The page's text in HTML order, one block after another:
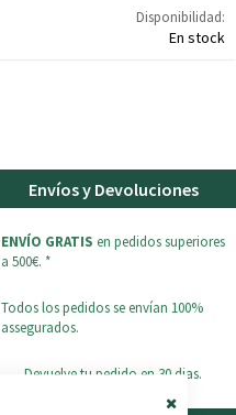
Disponibilidad:
En stock
Envíos y Devoluciones
ENVÍO GRATIS en pedidos superiores
a 500€. *
Todos los pedidos se envían 100%
assegurados.
Devuelve tu pedido en 30 dias.